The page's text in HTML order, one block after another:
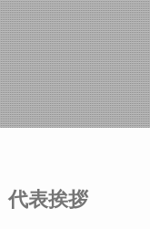
代表挨拶